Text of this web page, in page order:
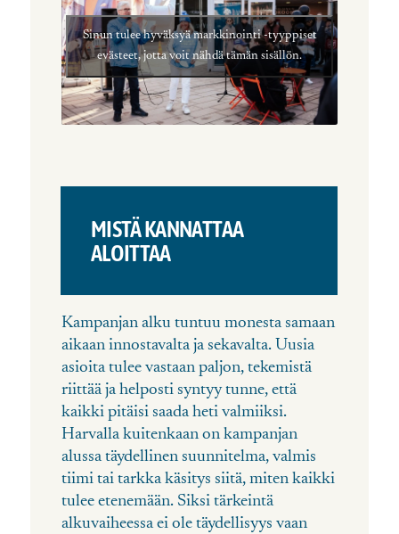
Sinun tulee hyväksyä markkinointi -tyyppiset
evästeet, jotta voit nähdä tämän sisällön.
MISTÄ KANNATTAA
ALOITTAA
Kampanjan alku tuntuu monesta samaan
aikaan innostavalta ja sekavalta. Uusia
asioita tulee vastaan paljon, tekemistä
riittää ja helposti syntyy tunne, että
kaikki pitäisi saada heti valmiiksi.
Harvalla kuitenkaan on kampanjan
alussa täydellinen suunnitelma, valmis
tiimi tai tarkka käsitys siitä, miten kaikki
tulee etenemään. Siksi tärkeintä
alkuvaiheessa ei ole täydellisyys vaan